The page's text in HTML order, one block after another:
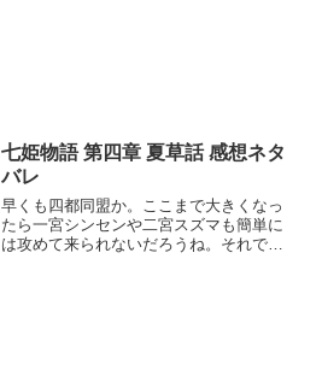
七姫物語 第四章 夏草話 感想ネタ
バレ
早くも四都同盟か。ここまで大きくなっ
たら一宮シンセンや二宮スズマも簡単に
は攻めて来られないだろうね。それでも